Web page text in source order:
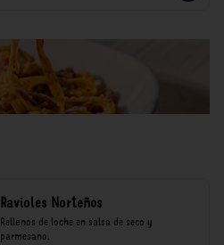
Ravioles Norteños
Rellenos de loche en salsa de seco y
parmesano.